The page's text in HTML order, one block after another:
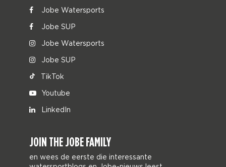
Jobe Watersports
Jobe SUP
Jobe Watersports
Jobe SUP
TikTok
Youtube
LinkedIn
JOIN THE JOBE FAMILY
en wees de eerste die interessante